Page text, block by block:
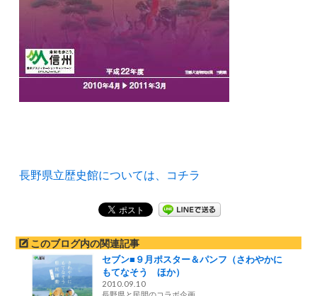
長野県立歴史館については、コチラ
このブログ内の関連記事
セブン■９月ポスター＆パンフ（さわやかに
もてなそう ほか）
2010.09.10